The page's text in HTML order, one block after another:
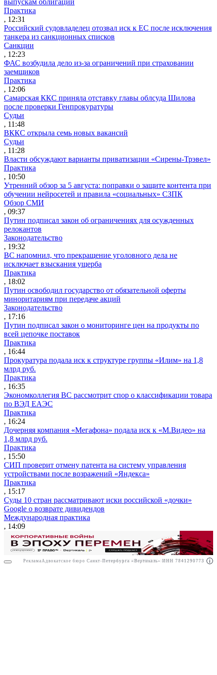
РекламаАО"ПРАВО.РУ" ИНН: 7708095468
Практика
, 12:31
Российский судовладелец отозвал иск к ЕС после исключения
танкера из санкционных списков
Санкции
, 12:23
ФАС возбудила дело из-за ограничений при страховании
заемщиков
Практика
, 12:06
Самарская ККС приняла отставку главы облсуда Шилова
после проверки Генпрокуратуры
Судьи
, 11:48
ВККС открыла семь новых вакансий
Судьи
, 11:28
Власти обсуждают варианты приватизации «Сирены-Трэвел»
Практика
, 10:50
Утренний обзор за 5 августа: поправки о защите контента при
обучении нейросетей и правила «социальных» СЗПК
Обзор СМИ
, 09:37
Путин подписал закон об ограничениях для осужденных
релокантов
Законодательство
, 19:32
ВС напомнил, что прекращение уголовного дела не
исключает взыскания ущерба
Практика
, 18:02
Путин освободил государство от обязательной оферты
миноритариям при передаче акций
Законодательство
, 17:16
Путин подписал закон о мониторинге цен на продукты по
всей цепочке поставок
Практика
, 16:44
Прокуратура подала иск к структуре группы «Илим» на 1,8
млрд руб.
Практика
, 16:35
Экономколлегия ВС рассмотрит спор о классификации товара
по ВЭД ЕАЭС
Практика
, 16:24
Дочерняя компания «Мегафона» подала иск к «М.Видео» на
1,8 млрд руб.
Практика
, 15:50
СИП проверит отмену патента на систему управления
устройствами после возражений «Яндекса»
Практика
, 15:17
Суды 10 стран рассматривают иски российской «дочки»
Google о возврате дивидендов
Международная практика
, 14:09
Реклама Адвокатское бюро Санкт-Петербурга «Вертикаль» ИНН 7841290773